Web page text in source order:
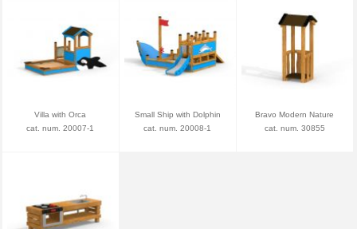
Villa with Orca
cat. num. 20007-1
Small Ship with Dolphin
cat. num. 20008-1
Bravo Modern Nature
cat. num. 30855